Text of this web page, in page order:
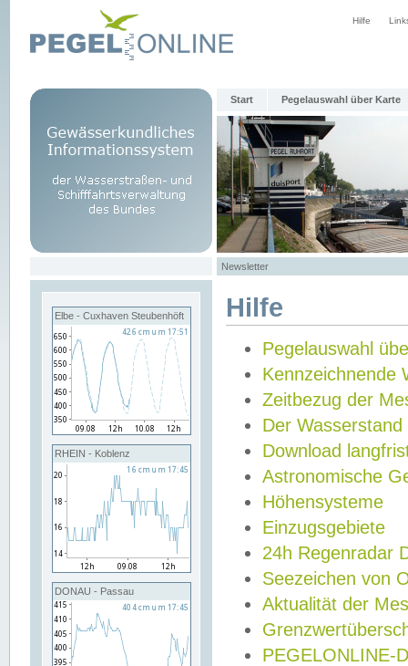
Hilfe
Start Pegelauswahl über Karte
Newsletter
Elbe - Cuxhaven Steubenhöft
RHEIN - Koblenz
DONAU - Passau
Hilfe
Pegelauswahl
Kennzeichnende
Zeitbezug der
Der Wasserstand
Download
Astronomische
Höhensysteme
Einzugsgebiete
24h Regenradar
Seezeichen von
Aktualität der
PEGELONLINE-